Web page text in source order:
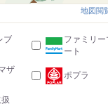
地図閲
ブ
ファミリー
ート
ザ
ポプラ